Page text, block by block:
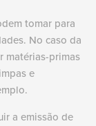
tomar para
No caso da
matérias-primas
e
a emissão de